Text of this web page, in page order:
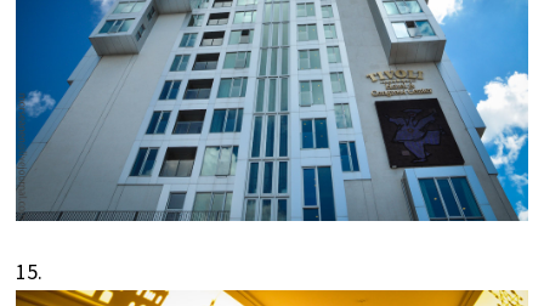
15.